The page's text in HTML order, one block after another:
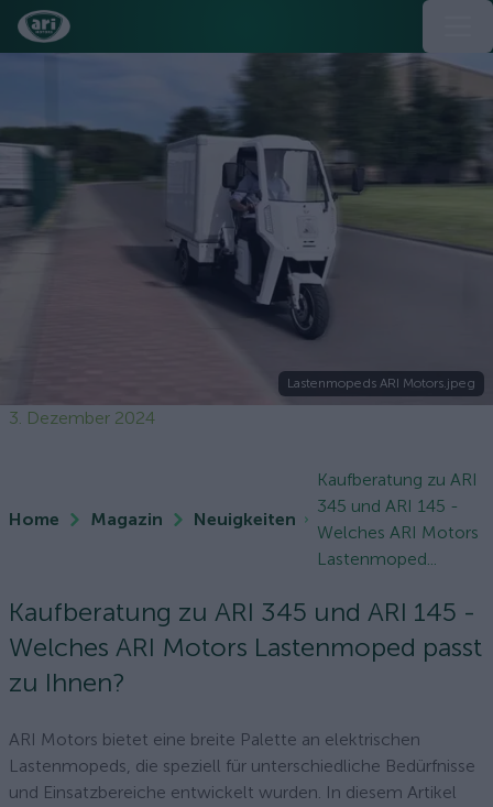
Lastenmopeds ARI Motors.jpeg
3. Dezember 2024
Home Magazin Neuigkeiten
Kaufberatung zu ARI
345 und ARI 145 -
Welches ARI Motors
Lastenmoped...
Kaufberatung zu ARI 345 und ARI 145 -
Welches ARI Motors Lastenmoped passt
zu Ihnen?
ARI Motors bietet eine breite Palette an elektrischen
Lastenmopeds, die speziell für unterschiedliche Bedürfnisse
und Einsatzbereiche entwickelt wurden. In diesem Artikel